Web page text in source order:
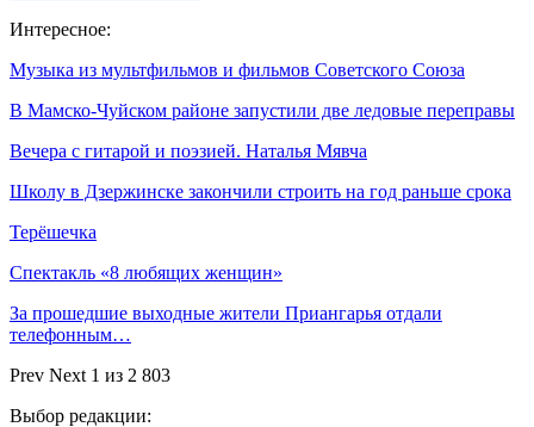
Интересное:
Музыка из мультфильмов и фильмов Советского Союза
В Мамско-Чуйском районе запустили две ледовые переправы
Вечера с гитарой и поэзией. Наталья Мявча
Школу в Дзержинске закончили строить на год раньше срока
Терёшечка
Спектакль «8 любящих женщин»
За прошедшие выходные жители Приангарья отдали
телефонным…
Prev Next 1 из 2 803
Выбор редакции: